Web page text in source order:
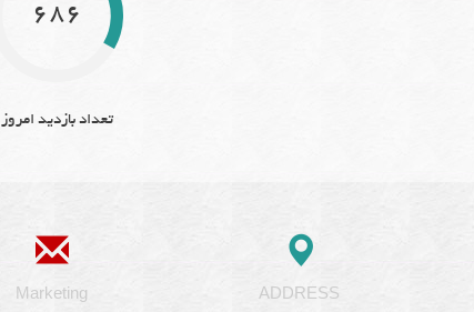
686
تعداد بازدید امروز
Marketing ADDRESS